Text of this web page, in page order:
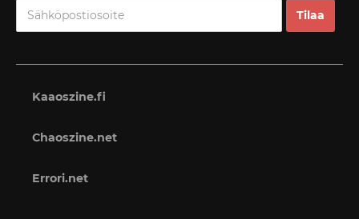
Kaaoszine.fi
Chaoszine.net
Errori.net